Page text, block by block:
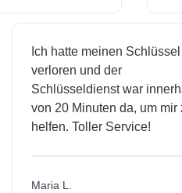
Ich hatte meinen Schlüssel
verloren und der
Schlüsseldienst war innerhalb
von 20 Minuten da, um mir zu
helfen. Toller Service!
Maria L.